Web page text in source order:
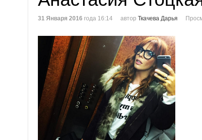
31 Января 2016 года 16:14 автор Ткачева Дарья